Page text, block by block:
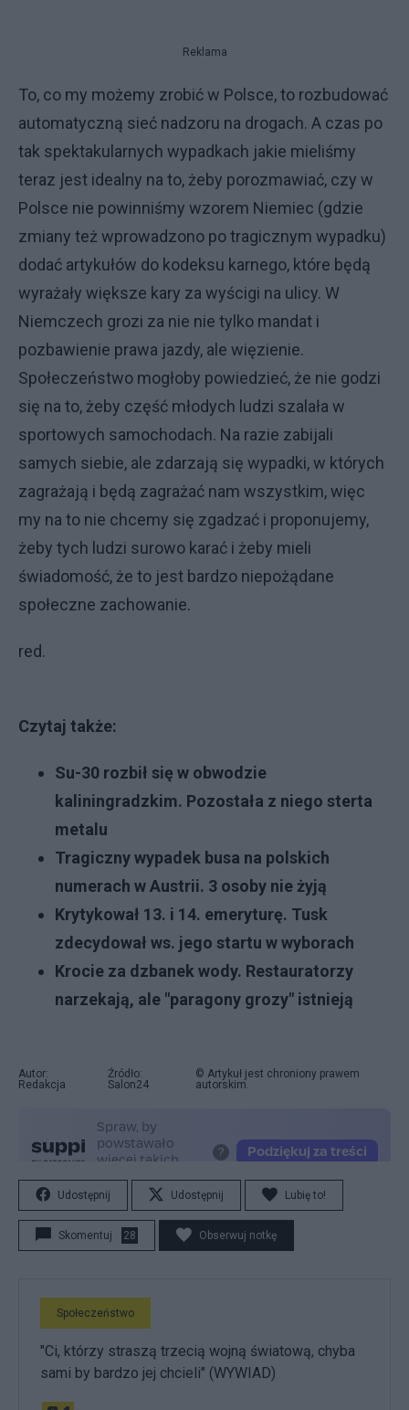
Reklama
To, co my możemy zrobić w Polsce, to rozbudować
automatyczną sieć nadzoru na drogach. A czas po
tak spektakularnych wypadkach jakie mieliśmy
teraz jest idealny na to, żeby porozmawiać, czy w
Polsce nie powinniśmy wzorem Niemiec (gdzie
zmiany też wprowadzono po tragicznym wypadku)
dodać artykułów do kodeksu karnego, które będą
wyrażały większe kary za wyścigi na ulicy. W
Niemczech grozi za nie nie tylko mandat i
pozbawienie prawa jazdy, ale więzienie.
Społeczeństwo mogłoby powiedzieć, że nie godzi
się na to, żeby część młodych ludzi szalała w
sportowych samochodach. Na razie zabijali
samych siebie, ale zdarzają się wypadki, w których
zagrażają i będą zagrażać nam wszystkim, więc
my na to nie chcemy się zgadzać i proponujemy,
żeby tych ludzi surowo karać i żeby mieli
świadomość, że to jest bardzo niepożądane
społeczne zachowanie.
red.
Czytaj także:
Su-30 rozbił się w obwodzie
kaliningradzkim. Pozostała z niego sterta
metalu
Tragiczny wypadek busa na polskich
numerach w Austrii. 3 osoby nie żyją
Krytykował 13. i 14. emeryturę. Tusk
zdecydował ws. jego startu w wyborach
Krocie za dzbanek wody. Restauratorzy
narzekają, ale "paragony grozy" istnieją
Autor:
Redakcja
Źródło:
Salon24
© Artykuł jest chroniony prawem
autorskim.
Udostępnij Udostępnij Lubię to!
Skomentuj 28 Obserwuj notkę
Społeczeństwo
"Ci, którzy straszą trzecią wojną światową, chyba
sami by bardzo jej chcieli" (WYWIAD)